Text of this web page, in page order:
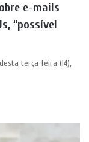
e-mails
“possível
terça-feira (14),